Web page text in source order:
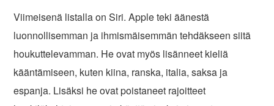
Viimeisenä listalla on Siri. Apple teki äänestä
luonnollisemman ja ihmismäisemmän tehdäkseen siitä
houkuttelevamman. He ovat myös lisänneet kieliä
kääntämiseen, kuten kiina, ranska, italia, saksa ja
espanja. Lisäksi he ovat poistaneet rajoitteet